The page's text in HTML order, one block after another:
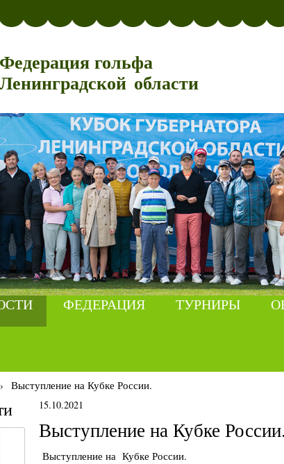
Федерация гольфа
Ленинградской области
ФЕДЕРАЦИЯ ТУРНИРЫ
› Выступление на Кубке России.
15.10.2021
Выступление на Кубке России.
Выступление на Кубке России.